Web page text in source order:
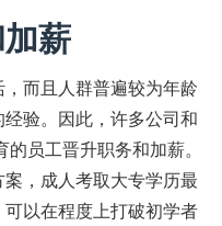
薪
而且人群普遍较为年龄
验。因此，许多公司和
员工晋升职务和加薪。
，成人考取大专学历最
以在程度上打破初学者